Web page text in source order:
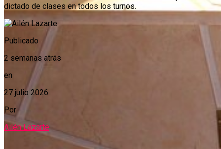
dictado de clases en todos los turnos.
Publicado
2 semanas atrás
en
27 julio 2026
Por
Ailén Lazarte